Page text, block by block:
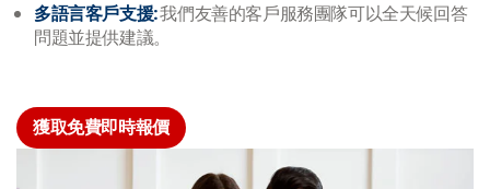
多語言客戶支援:我們友善的客戶服務團隊可以全天候回答
問題並提供建議。
獲取免費即時報價